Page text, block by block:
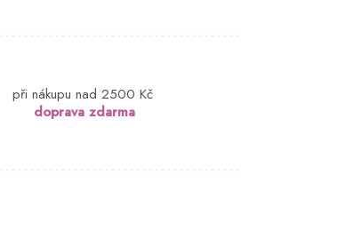
při nákupu nad 2500 Kč
doprava zdarma